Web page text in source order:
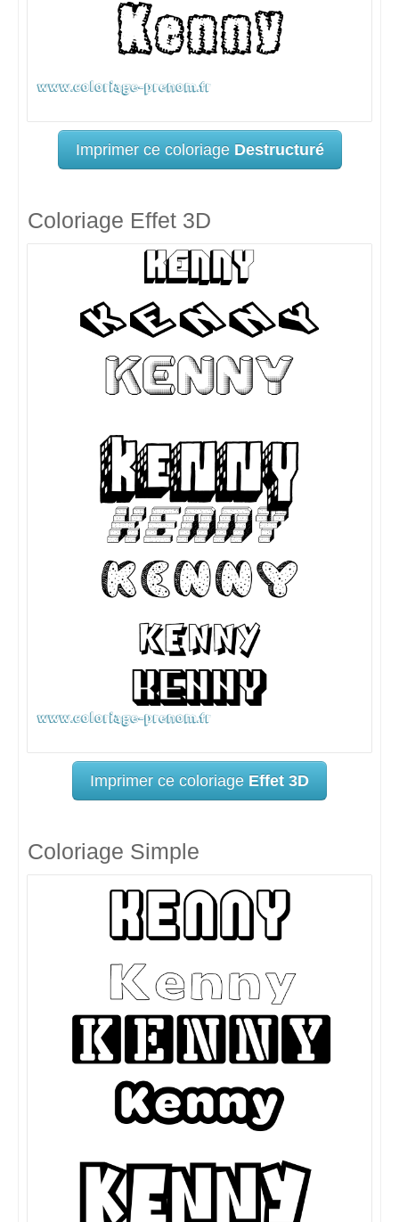
Imprimer ce coloriage Destructuré
Coloriage Effet 3D
Imprimer ce coloriage Effet 3D
Coloriage Simple